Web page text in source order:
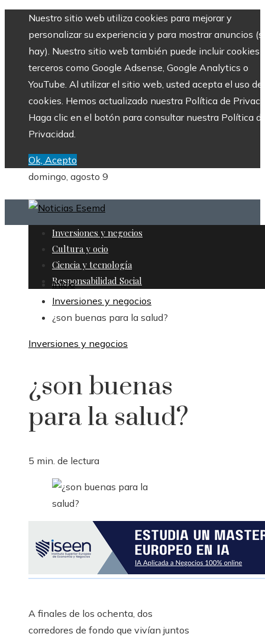
Nuestro sitio web utiliza cookies para mejorar y
personalizar su experiencia y para mostrar anuncios
hay). Nuestro sitio web también puede incluir cookies
terceros como Google Adsense, Google Analytics o
YouTube. Al utilizar el sitio web, usted acepta el uso de
cookies. Hemos actualizado nuestra Política de
Haga clic en el botón para consultar nuestra Política
Privacidad.
Ok, Acepto
domingo, agosto 9
Inversiones y negocios
Cultura y ocio
Ciencia y tecnología
Responsabilidad Social
Inicio
Inversiones y negocios
¿son buenas para la salud?
Inversiones y negocios
¿son buenas
para la salud?
5 min. de lectura
A finales de los ochenta, dos
corredores de fondo que vivían juntos